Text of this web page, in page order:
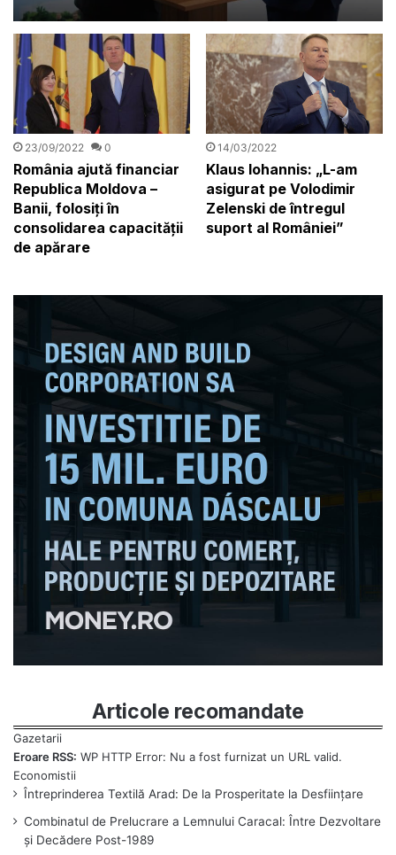
spună în față: „Nu pot să
ofer o dată fixă pentru
aderarea la Schengen”
23/09/2022 0
România ajută financiar
Republica Moldova –
Banii, folosiți în
consolidarea capacității
de apărare
14/03/2022
Klaus Iohannis: „L-am
asigurat pe Volodimir
Zelenski de întregul
suport al României”
Articole recomandate
Eroare RSS: WP HTTP Error: Nu a fost furnizat un URL valid.
Întreprinderea Textilă Arad: De la Prosperitate la Desființare
Combinatul de Prelucrare a Lemnului Caracal: Între Dezvoltare
și Decădere Post-1989